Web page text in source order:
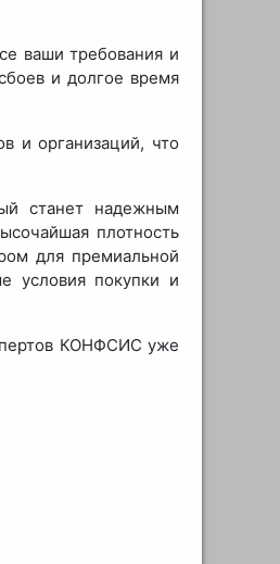
ваши требования и
и долгое время
и организаций, что
станет надежным
плотность
для премиальной
условия покупки и
КОНФСИС уже